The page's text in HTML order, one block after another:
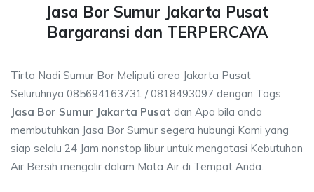
Jasa Bor Sumur Jakarta Pusat
Bargaransi dan TERPERCAYA
Tirta Nadi Sumur Bor Meliputi area Jakarta Pusat
Seluruhnya 085694163731 / 0818493097 dengan Tags
Jasa Bor Sumur Jakarta Pusat dan Apa bila anda
membutuhkan Jasa Bor Sumur segera hubungi Kami yang
siap selalu 24 Jam nonstop libur untuk mengatasi Kebutuhan
Air Bersih mengalir dalam Mata Air di Tempat Anda.